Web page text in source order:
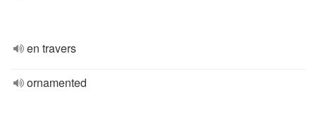
en travers
ornamented